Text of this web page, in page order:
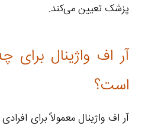
پزشک تعیین می‌کند.
آر اف واژینال
است؟
آر اف واژینال معمولاً برای